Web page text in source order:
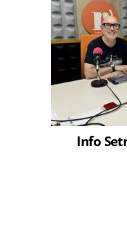
Info